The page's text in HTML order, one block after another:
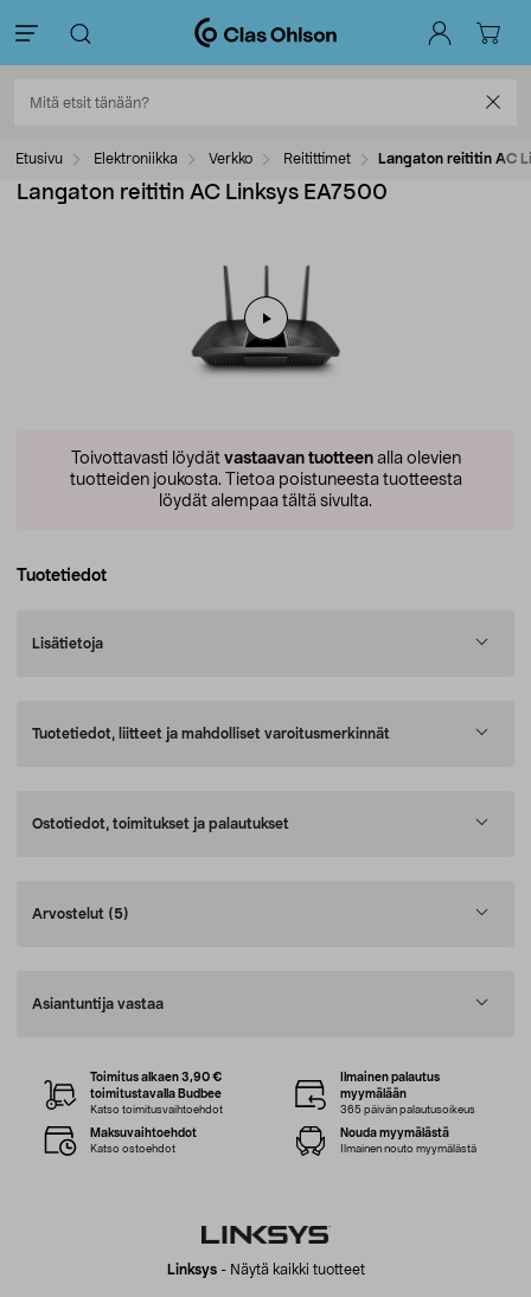
Etusivu Elektroniikka Verkko Reitittimet Langaton reititin AC
Langaton reititin AC Linksys EA7500
Toivottavasti löydät vastaavan tuotteenalla olevien
tuotteiden joukosta. Tietoa poistuneesta tuotteesta
löydät alempaa tältä sivulta.
Tuotetiedot
Lisätietoja
Tuotetiedot, liitteet ja mahdolliset varoitusmerkinnät
Ostotiedot, toimitukset ja palautukset
Arvostelut (5)
Asiantuntija vastaa
Linksys- Näytä kaikki tuotteet
Toimitus alkaen 3,90 €
toimitustavalla Budbee
Katso toimitusvaihtoehdot
Ilmainen palautus
myymälään
365 päivän palautusoikeus
Maksuvaihtoehdot
Katso ostoehdot
Nouda myymälästä
Ilmainen nouto myymälästä